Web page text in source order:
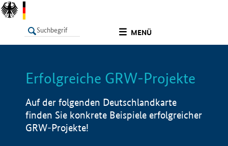
MENÜ
LISTE Info
Erfolgreiche GRW-Projekte
Auf der folgenden Deutschlandkarte
finden Sie konkrete Beispiele erfolgreicher
GRW-Projekte!